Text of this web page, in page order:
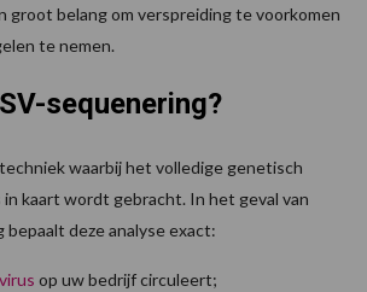
groot belang om verspreiding te voorkomen
te nemen.
sequenering?
waarbij het volledige genetisch
kaart wordt gebracht. In het geval van
bepaalt deze analyse exact:
op uw bedrijf circuleert;